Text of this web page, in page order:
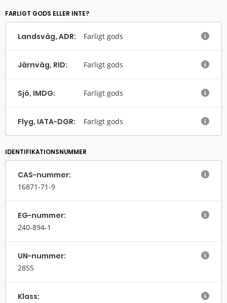
FARLIGT GODS ELLER INTE?
Landsväg, ADR: Farligt gods 
Järnväg, RID: Farligt gods 
Sjö, IMDG: Farligt gods 
Flyg, IATA-DGR: Farligt gods 
IDENTIFIKATIONSNUMMER
CAS-nummer:
16871-71-9

EG-nummer:
240-894-1

UN-nummer:
2855

Klass: 